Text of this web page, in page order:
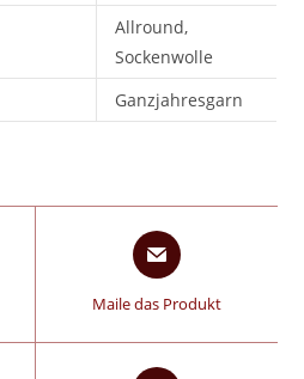
Allround,
Sockenwolle
Ganzjahresgarn
Maile das Produkt